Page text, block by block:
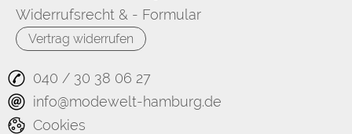
Widerrufsrecht & - Formular
Vertrag widerrufen
040 / 30 38 06 27
info@modewelt-hamburg.de
Cookies